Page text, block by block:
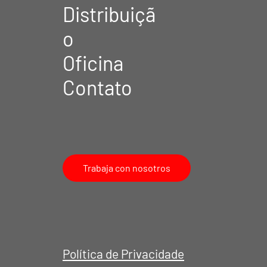
Distribuiçã
o
Oficina
Contato
Trabaja con nosotros
Política de Privacidade